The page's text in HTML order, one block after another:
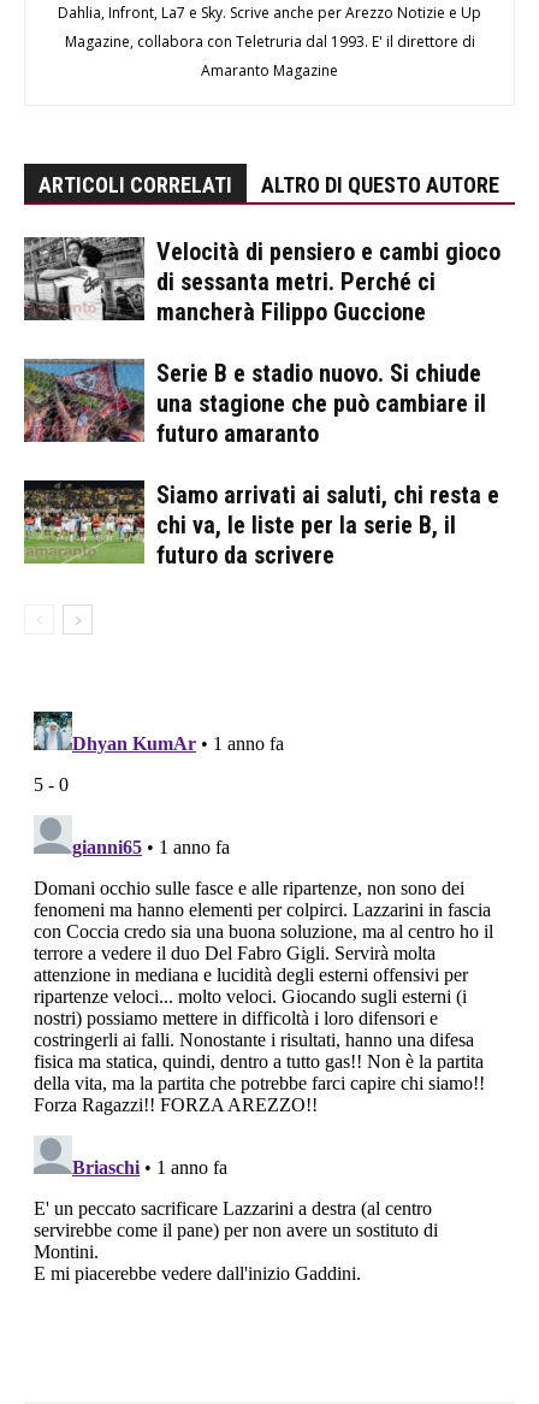
Dahlia, Infront, La7 e Sky. Scrive anche per Arezzo Notizie e Up
Magazine, collabora con Teletruria dal 1993. E' il direttore di
Amaranto Magazine
ARTICOLI CORRELATI ALTRO DI QUESTO AUTORE
Velocità di pensiero e cambi gioco
di sessanta metri. Perché ci
mancherà Filippo Guccione
Serie B e stadio nuovo. Si chiude
una stagione che può cambiare il
futuro amaranto
Siamo arrivati ai saluti, chi resta e
chi va, le liste per la serie B, il
futuro da scrivere